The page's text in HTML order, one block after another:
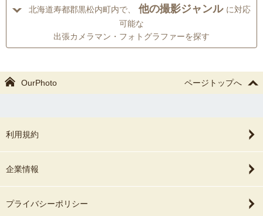
北海道寿都郡黒松内町内で、 他の撮影ジャンル に対応
可能な
出張カメラマン・フォトグラファーを探す
OurPhoto ページトップへ
利用規約
企業情報
プライバシーポリシー